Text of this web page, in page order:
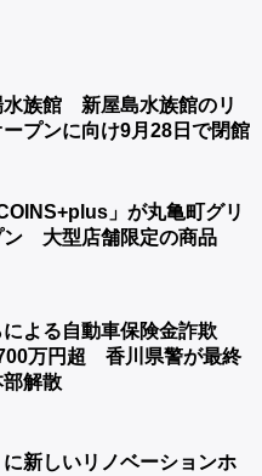
水族館 新屋島水族館のリ
プンに向け9月28日で閉館
」が丸亀町グリ
ン 大型店舗限定の商品
による自動車保険金詐欺
万円超 香川県警が最終
解散
新しいリノベーションホ